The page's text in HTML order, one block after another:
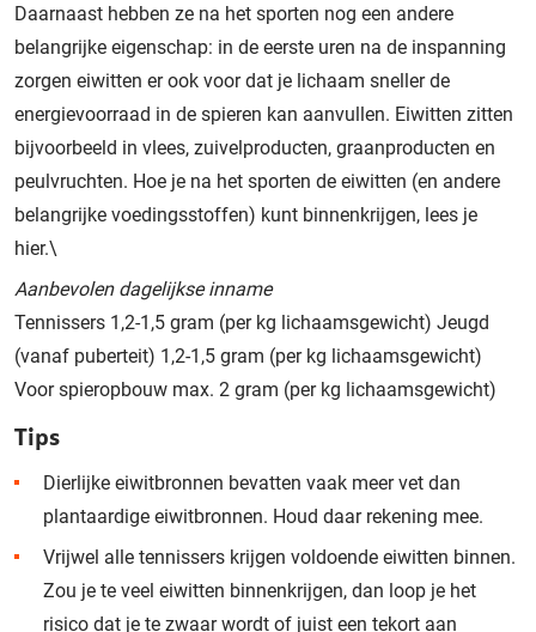
Daarnaast hebben ze na het sporten nog een andere
belangrijke eigenschap: in de eerste uren na de inspanning
zorgen eiwitten er ook voor dat je lichaam sneller de
energievoorraad in de spieren kan aanvullen. Eiwitten zitten
bijvoorbeeld in vlees, zuivelproducten, graanproducten en
peulvruchten. Hoe je na het sporten de eiwitten (en andere
belangrijke voedingsstoffen) kunt binnenkrijgen, lees je
hier.\
Aanbevolen dagelijkse inname
Tennissers 1,2-1,5 gram (per kg lichaamsgewicht) Jeugd
(vanaf puberteit) 1,2-1,5 gram (per kg lichaamsgewicht)
Voor spieropbouw max. 2 gram (per kg lichaamsgewicht)
Tips
Dierlijke eiwitbronnen bevatten vaak meer vet dan
plantaardige eiwitbronnen. Houd daar rekening mee.
Vrijwel alle tennissers krijgen voldoende eiwitten binnen.
Zou je te veel eiwitten binnenkrijgen, dan loop je het
risico dat je te zwaar wordt of juist een tekort aan